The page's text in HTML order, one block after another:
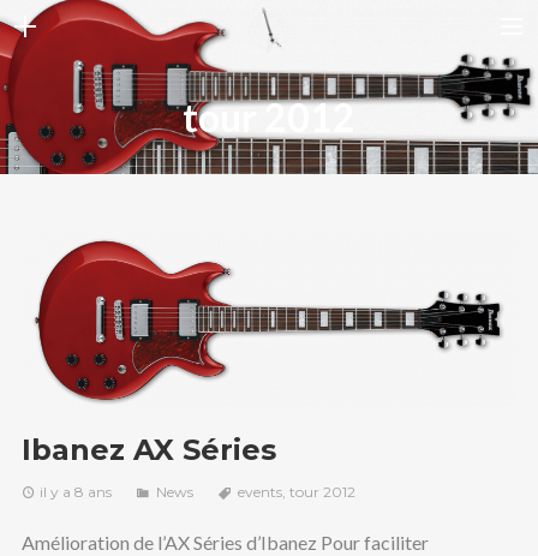
ELITE GUITARE
BIO AXEL
CONTACT
RECHERCHE
tour 2012
Ibanez AX Séries
il y a 8 ans News events, tour 2012
Amélioration de l’AX Séries d’Ibanez Pour faciliter